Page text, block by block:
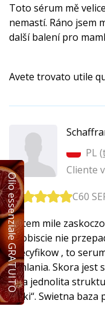
Toto sérum mě
nemastí. Ráno jsem
další balení pro
Avete trovato utile
PL (
Cliente
C60
Jestem mile
Osobiscie nie
specyfikow , to
wchlania. Skora jest
i ma jednolita
lapki“. Swietna baza
Olio essenziale GRATUITO